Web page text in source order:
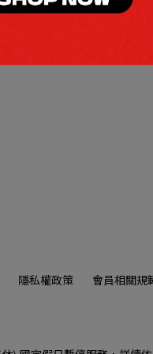
隱私權政策 會員相關規